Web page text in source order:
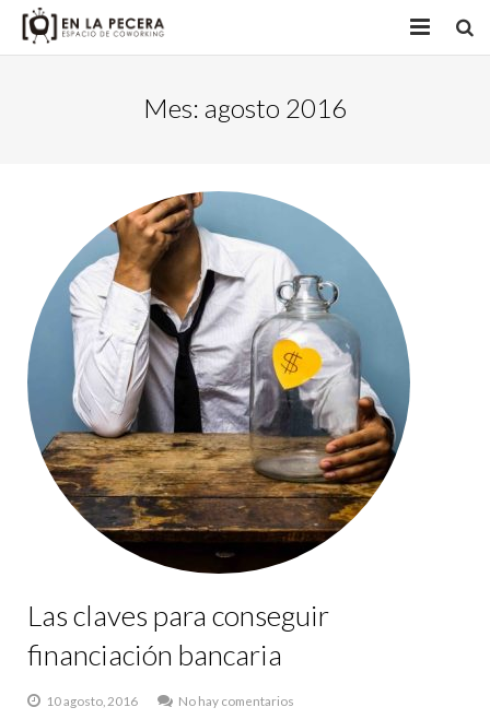
CONTACTO
Mes: agosto 2016
Las claves para conseguir
financiación bancaria
10 agosto, 2016
No hay comentarios